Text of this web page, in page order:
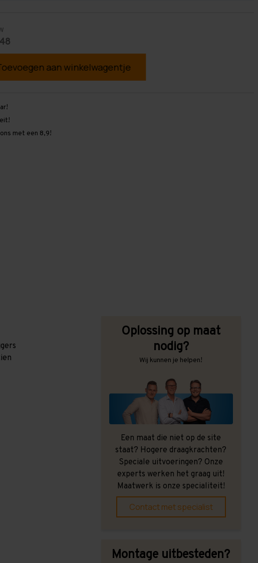
met een 8,9!
Oplossing op maat
nodig?
Wij kunnen je helpen!
Een maat die niet op de site
staat? Hogere draagkrachten?
Speciale uitvoeringen? Onze
experts werken het graag uit!
Maatwerk is onze specialiteit!
Contact met specialist
Montage uitbesteden?